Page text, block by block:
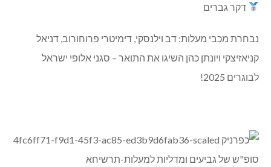
דקר גברים
נבחרת מכבי מעלות: דב וילנסקי, דימיטרי פרוחורוב, דניאל
קניאזיצקי ויונתן כהן השיגו את התואר – סגני אלופי ישראל
לבוגרים 2025!